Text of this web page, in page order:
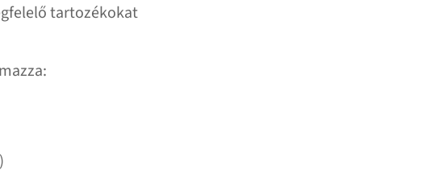
tartozékokat